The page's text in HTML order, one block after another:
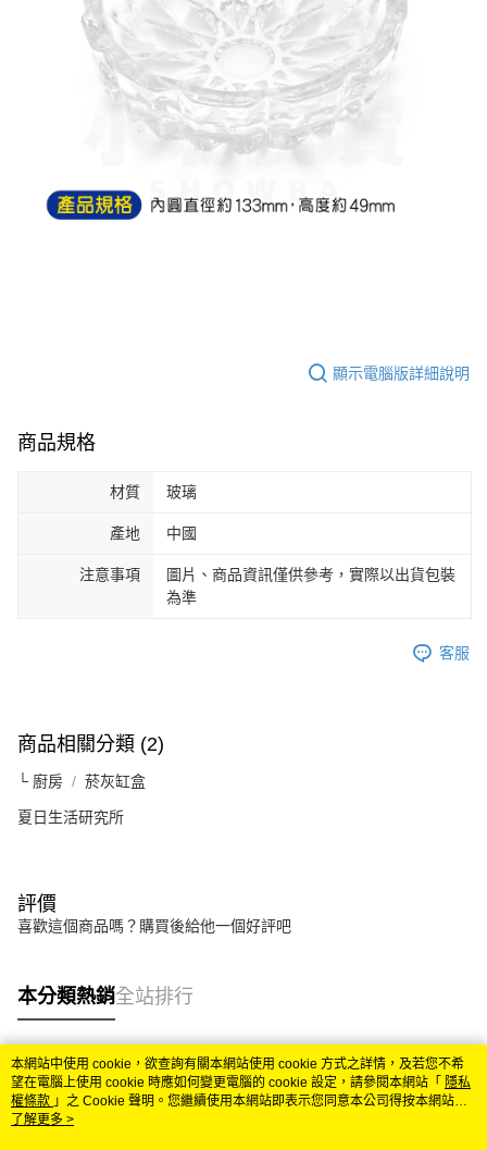
３．安心：先確認商品／服務後，再付款。
【「AFTEE先享後付」結帳流程】
１．於結帳方式選擇「AFTEE先享後付」後，將跳轉至「AFTEE先享後付」
結帳頁面，進行簡訊認證並確認金額後，即可完成結帳。
２．訂單成立數日內，您將收到繳費通知簡訊。
３．收到繳費通知簡訊後14天內，點擊此簡訊中的連結，可透過四大超商／
ATM／網路銀行／等多元方式進行付款，方視為交易完成。
購買商品的店家。未經商家同意取消之訂單仍視為有效，需透過AFTEE先享
後付繳納相關費用。
「AFTEE先享後付」，若未經同意申辦者引起之損失，本公司不負相關責
４．使用「AFTEE先享後付」時，將依據個別帳號之用戶狀況，依本公司即
時審查核予不同之上限額度；若仍有額度不足之情形，本公司將視審查結果
５．嚴禁一人註冊多個帳號或使用他人資訊註冊。若發現惡意使用之情形，
全家取貨付款
每筆NT$60，滿NT$599(含以上)免運費
付款後全家取貨
每筆NT$60，滿NT$599(含以上)免運費
每筆NT$60，滿NT$599(含以上)免運費
顯示電腦版詳細說明
商品規格
材質 玻璃
產地 中國
注意事項
圖片、商品資訊僅供參考，實際以出貨包裝
為準
客服
商品相關分類 (2)
└ 廚房 菸灰缸盒
夏日生活研究所
評價
喜歡這個商品嗎？購買後給他一個好評吧
本分類熱銷全站排行
熱門標籤
本網站中使用 cookie，欲查詢有關本網站使用 cookie 方式之詳情，及若您不希
望在電腦上使用 cookie 時應如何變更電腦的 cookie 設定，請參閱本網站「 隱私
權條款 」之 Cookie 聲明。您繼續使用本網站即表示您同意本公司得按本網站使
用條款之 Cookie 聲明使用 cookie。
了解更多 >